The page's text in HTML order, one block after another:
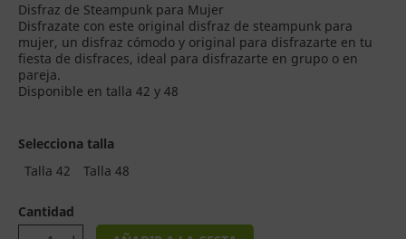
Disfraz de Steampunk para Mujer
Disfrazate con este original disfraz de steampunk para
mujer, un disfraz cómodo y original para disfrazarte en tu
fiesta de disfraces, ideal para disfrazarte en grupo o en
pareja.
Disponible en talla 42 y 48
Selecciona talla
Talla 42
Talla 48
Cantidad